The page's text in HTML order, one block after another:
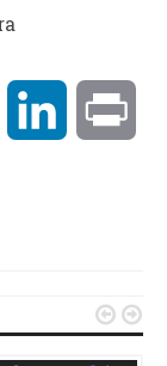
Twitter LinkedIn
 